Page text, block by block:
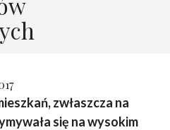
zwłaszcza na
się na wysokim